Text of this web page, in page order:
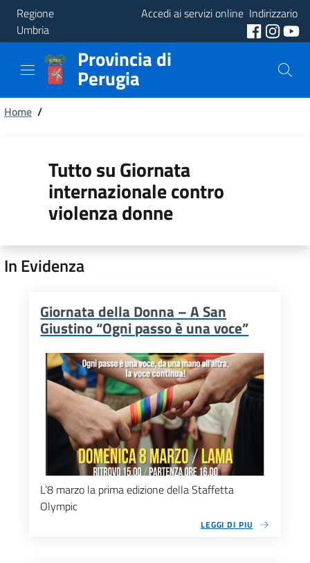
Regione
Umbria
Accedi ai servizi online Indirizzario
Provincia
Aree
Tematiche
Provincia di
Perugia
Briciole
pane
Home /
Tutto su Giornata
internazionale contro
violenza donne
In Evidenza
Giornata della Donna – A San
Giustino “Ogni passo è una voce”
L’8 marzo la prima edizione della Staffetta
Olympic
LEGGI DI PIU